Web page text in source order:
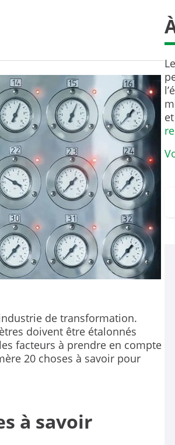
de transformation.
doivent être étalonnés
facteurs à prendre en compte
20 choses à savoir pour
à savoir